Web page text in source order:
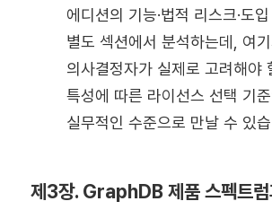
에디션의 기능·법적 리스크·도
별도 섹션에서 분석하는데, 여
의사결정자가 실제로 고려해야
특성에 따른 라이선스 선택 기
실무적인 수준으로 만날 수 있
제3장. GraphDB 제품 스펙트럼